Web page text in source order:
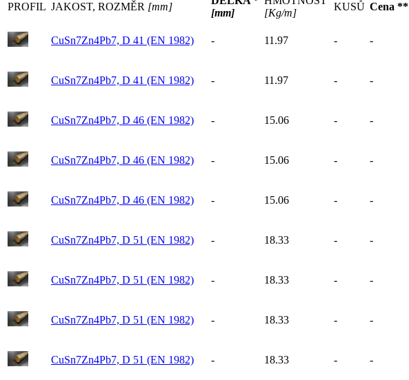
PROFIL JAKOST, ROZMĚR [mm]
[mm]
[Kg/m]
KUSŮ Cena **
CuSn7Zn4Pb7, D 41 (EN 1982) - 11.97 - -
CuSn7Zn4Pb7, D 41 (EN 1982) - 11.97 - -
CuSn7Zn4Pb7, D 46 (EN 1982) - 15.06 - -
CuSn7Zn4Pb7, D 46 (EN 1982) - 15.06 - -
CuSn7Zn4Pb7, D 46 (EN 1982) - 15.06 - -
CuSn7Zn4Pb7, D 51 (EN 1982) - 18.33 - -
CuSn7Zn4Pb7, D 51 (EN 1982) - 18.33 - -
CuSn7Zn4Pb7, D 51 (EN 1982) - 18.33 - -
CuSn7Zn4Pb7, D 51 (EN 1982) - 18.33 - -